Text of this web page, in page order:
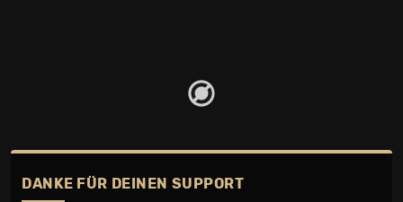
DANKE FÜR DEINEN SUPPORT